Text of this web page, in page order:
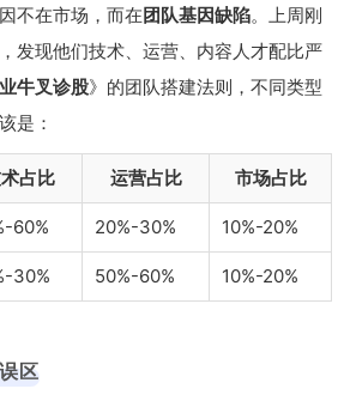
不在市场，而在团队基因缺陷。上周刚
发现他们技术、运营、内容人才配比严
牛叉诊股》的团队搭建法则，不同类型
是：
占比 运营占比 市场占比
60% 20%-30% 10%-20%
30% 50%-60% 10%-20%
区